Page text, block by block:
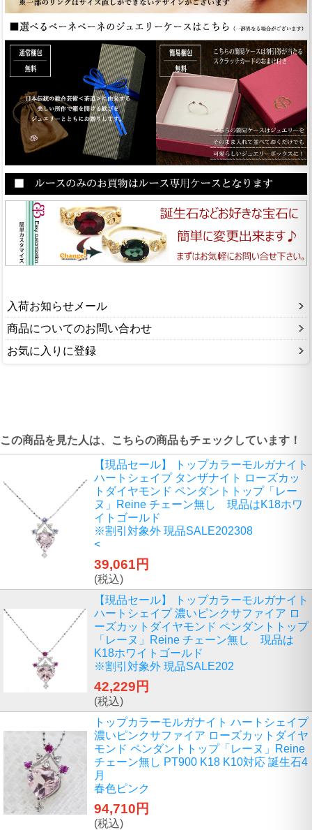
入荷お知らせメール
商品についてのお問い合わせ
お気に入りに登録
この商品を見た人は、こちらの商品もチェックしています！
【現品セール】 トップカラーモルガナイト
ハートシェイプ タンザナイト ローズカッ
トダイヤモンド ペンダントトップ「レー
ヌ」Reine チェーン無し 現品はK18ホワ
イトゴールド
※割引対象外 現品SALE202308
<
39,061円
(税込)
【現品セール】 トップカラーモルガナイト
ハートシェイプ 濃いピンクサファイア ロ
ーズカットダイヤモンド ペンダントトップ
「レーヌ」Reine チェーン無し 現品は
K18ホワイトゴールド
※割引対象外 現品SALE202
42,229円
(税込)
トップカラーモルガナイト ハートシェイプ
濃いピンクサファイア ローズカットダイヤ
モンド ペンダントトップ「レーヌ」Reine
チェーン無し PT900 K18 K10対応 誕生石4
月
春色ピンク
94,710円
(税込)